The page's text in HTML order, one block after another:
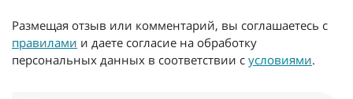
Размещая отзыв или комментарий, вы соглашаетесь с
правилами и даете согласие на обработку
персональных данных в соответствии с условиями.